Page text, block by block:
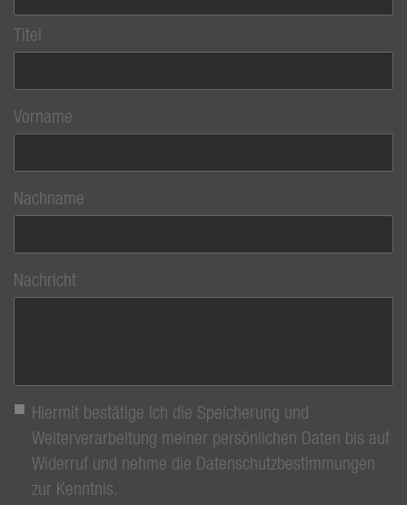
Titel
Vorname
Nachname
Nachricht
Hiermit bestätige ich die Speicherung und
Weiterverarbeitung meiner persönlichen Daten bis auf
Widerruf und nehme die Datenschutzbestimmungen
zur Kenntnis.